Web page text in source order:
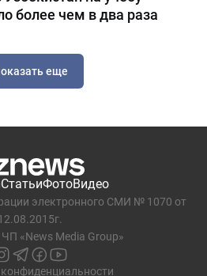
более чем в два раза
еще
СтатьиФотоВидео
электронного СМИ № 1070 от
«News Media Group»